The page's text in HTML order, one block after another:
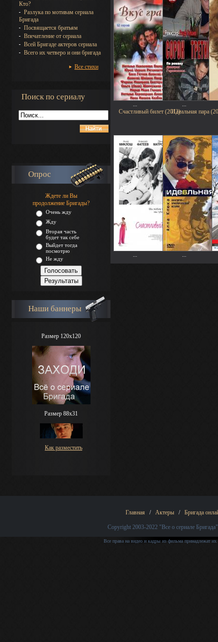
Кто?
Разлука по мотивам сериала
Бригада
Посвящается братьям
Впечатление от сериала
Всей Бригаде актеров сериала
Всего их четверо и они бригада
Все стихи
Поиск по сериалу
Опрос
Ждете ли Вы
продолжение Бригады?
Очень жду
Жду
Вторая часть
будет так себе
Выйдет тогда
посмотрю
Не жду
Наши баннеры
Размер 120x120
Размер 88х31
Как разместить
Счастливый билет (2012)Идеальная пара
Главная / Актеры / Бригада
Copyright 2003-2022 "Все о сериале Бригада"
Все права на видео и кадры из фильма принадлежат